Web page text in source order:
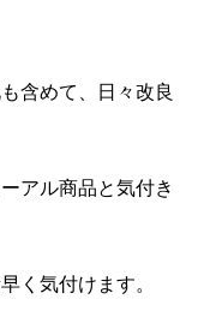
含めて、日々改良
アル商品と気付き
く気付けます。